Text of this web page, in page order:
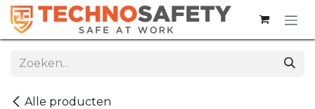
Overslaan naar inhoud
Alle producten